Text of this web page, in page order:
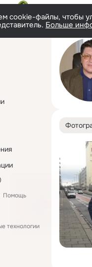
cookie-файлы, чтобы
Больше
Помощь
технологии